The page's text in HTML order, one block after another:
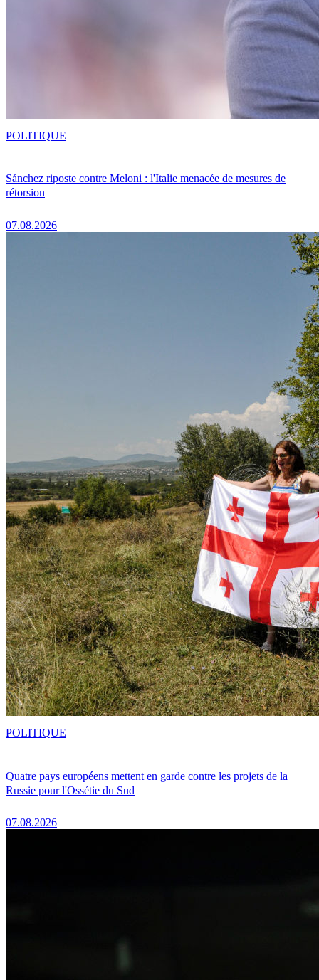
Sánchez riposte contre Meloni : l'Italie menacée de mesures de
rétorsion
07.08.2026
POLITIQUE
Quatre pays européens mettent en garde contre les projets de la
Russie pour l'Ossétie du Sud
07.08.2026
POLITIQUE